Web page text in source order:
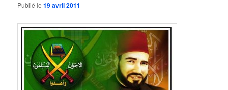
Publié le19 avril 2011